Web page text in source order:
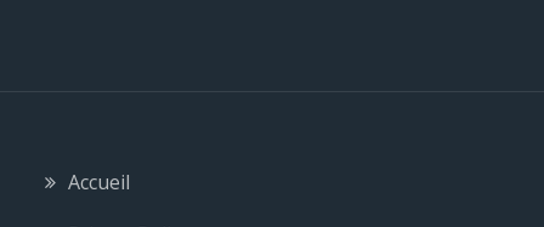
Accueil